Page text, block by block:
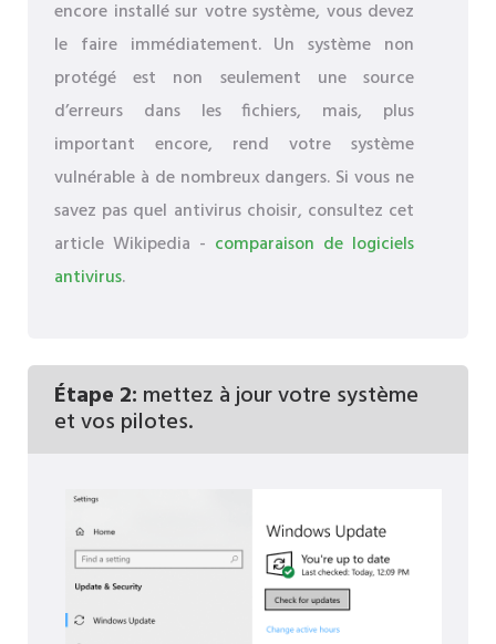
encore installé sur votre système, vous devez
le faire immédiatement. Un système non
protégé est non seulement une source
d’erreurs dans les fichiers, mais, plus
important encore, rend votre système
vulnérable à de nombreux dangers. Si vous ne
savez pas quel antivirus choisir, consultez cet
article Wikipedia - comparaison de logiciels
antivirus.
Étape 2: mettez à jour votre système
et vos pilotes.